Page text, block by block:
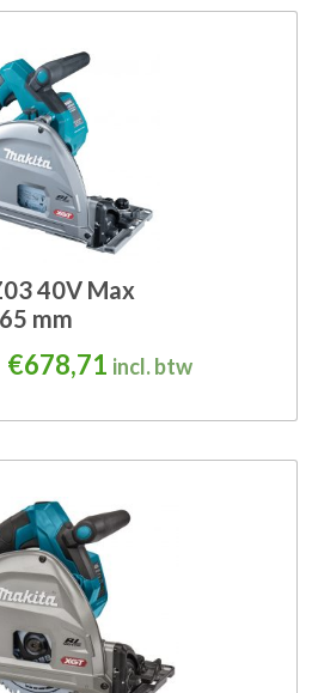
40V Max
mm
Oorspronkelijke prijs
€678,71 Huidige prijs is:
incl. btw